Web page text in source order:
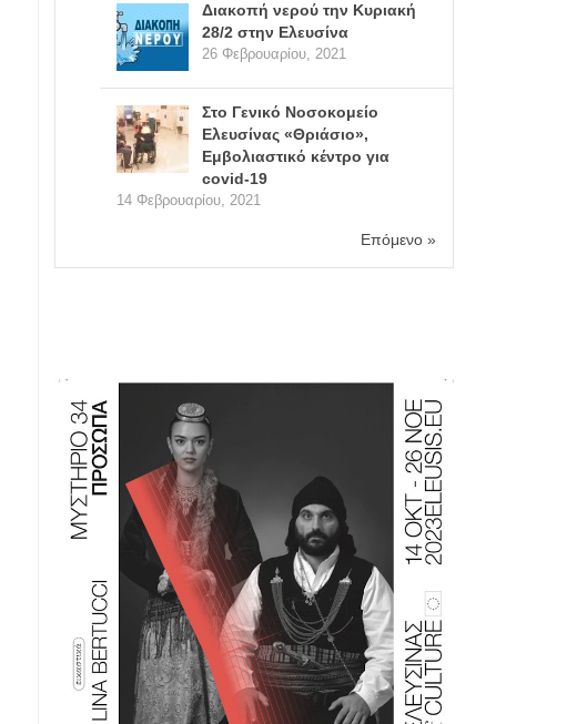
Διακοπή νερού την Κυριακή
28/2 στην Ελευσίνα
26 Φεβρουαρίου, 2021
Στο Γενικό Νοσοκομείο
Ελευσίνας «Θριάσιο»,
Εμβολιαστικό κέντρο για
covid-19
14 Φεβρουαρίου, 2021
Επόμενο »